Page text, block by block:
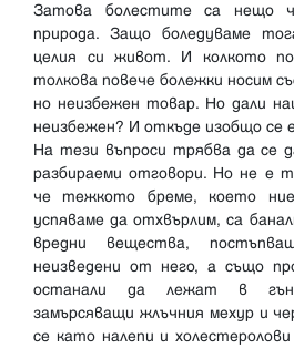
Затова болестите са нещо
природа. Защо боледуваме
целия си живот. И колкото
толкова повече болежки носим
но неизбежен товар. Но дали
неизбежен? И откъде изобщо се
На тези въпроси трябва да се
разбираеми отговори. Но не е
че тежкото бреме, което
успяваме да отхвърлим, са
вредни вещества,
неизведени от него, а също
останали да лежат в
замърсяващи жлъчния мехур и
се като налепи и